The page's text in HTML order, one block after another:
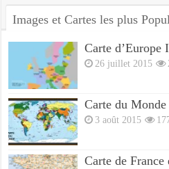
Images et Cartes les plus
Carte d’Europe
26 juillet 2015
Carte du Monde
3 août 2015
Carte de France